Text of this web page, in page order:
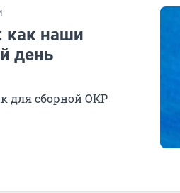
как наши
день
для сборной ОКР